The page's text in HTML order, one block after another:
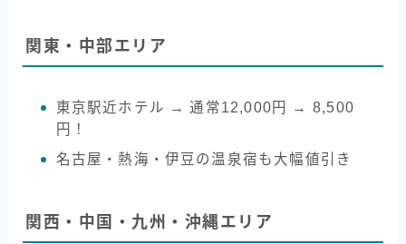
関東・中部エリア
東京駅近ホテル → 通常12,000円 → 8,500
円！
名古屋・熱海・伊豆の温泉宿も大幅値引き
関西・中国・九州・沖縄エリア